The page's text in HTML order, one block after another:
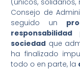
Consejo de
seguido un
sociedad que
ha finalizado
todo o en parte, la